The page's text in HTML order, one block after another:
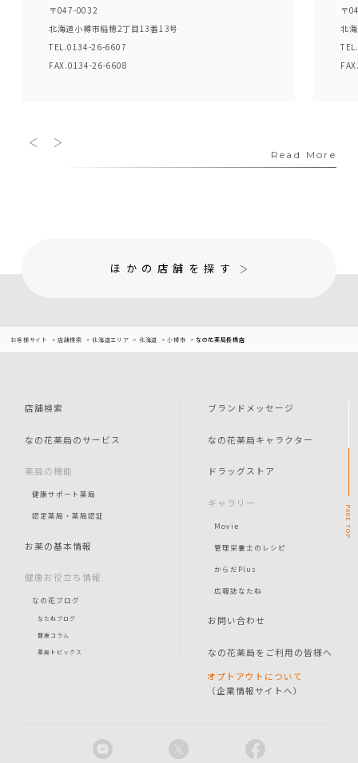
〒047-0032
北海道小樽市稲穂2丁目13番13号
TEL.0134-26-6607
FAX.0134-26-6608
〒
北
Read More
ほかの店舗を探す
お客様サイト 店舗検索 北海道エリア 北海道 小樽市 なの花薬局長橋店
店舗検索
なの花薬局のサービス
薬局の機能
健康サポート薬局
認定薬局・薬局認証
お薬の基本情報
健康お役立ち情報
なの花ブログ
なたねブログ
健康コラム
薬局トピックス
ブランドメッセージ
なの花薬局キャラクター
ドラッグストア
ギャラリー
Movie
管理栄養士のレシピ
からだPlus
広報誌なたね
お問い合わせ
なの花薬局をご利用の皆様へ
オプトアウトについて
（企業情報サイトへ）
PAGE
TOP